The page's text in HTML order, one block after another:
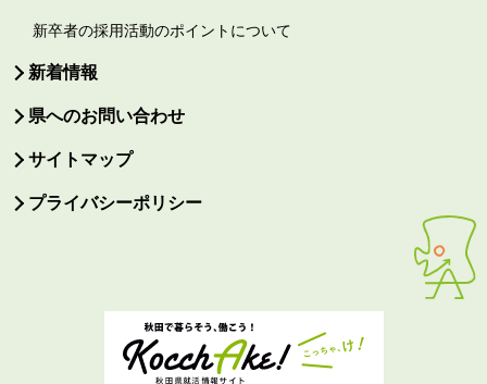
新卒者の採用活動のポイントについて
新着情報
県へのお問い合わせ
サイトマップ
プライバシーポリシー